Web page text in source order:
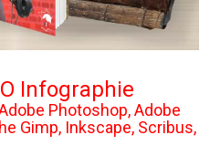
Infographie
Photoshop, Adobe
Gimp, Inkscape, Scribus,